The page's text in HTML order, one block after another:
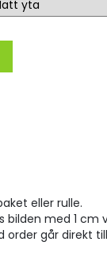
eller rulle.
bilden med 1
order går direkt